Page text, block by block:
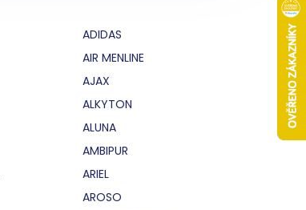
ADIDAS
AIR MENLINE
AJAX
ALKYTON
ALUNA
AMBIPUR
ARIEL
AROSO